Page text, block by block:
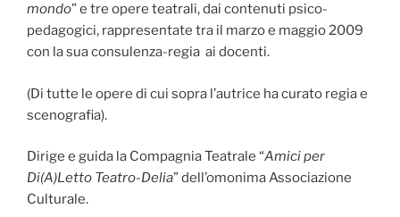
mondo” e tre opere teatrali, dai contenuti psico-
pedagogici, rappresentate tra il marzo e maggio 2009
con la sua consulenza-regia ai docenti.
(Di tutte le opere di cui sopra l’autrice ha curato regia e
scenografia).
Dirige e guida la Compagnia Teatrale “Amici per
Di(A)Letto Teatro-Delia” dell’omonima Associazione
Culturale.